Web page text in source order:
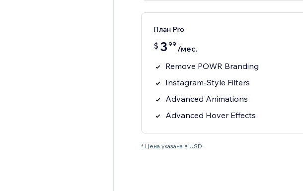
План Pro
$ 3 99 /мес.
Remove POWR Branding
Instagram-Style Filters
Advanced Animations
Advanced Hover Effects
* Цена указана в USD.